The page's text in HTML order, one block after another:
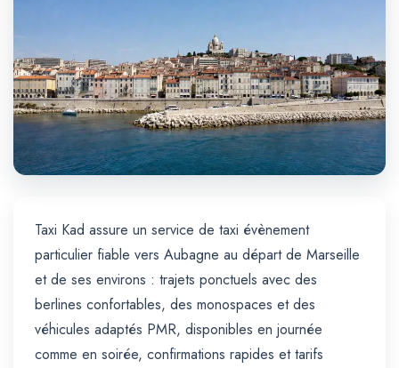
Taxi Kad assure un service de taxi évènement
particulier fiable vers Aubagne au départ de Marseille
et de ses environs : trajets ponctuels avec des
berlines confortables, des monospaces et des
véhicules adaptés PMR, disponibles en journée
comme en soirée, confirmations rapides et tarifs